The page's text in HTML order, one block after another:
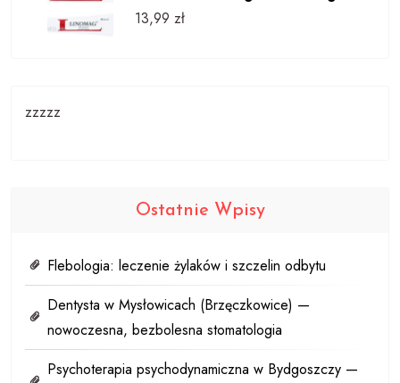
13,99 zł
zzzzz
Ostatnie Wpisy
Flebologia: leczenie żylaków i szczelin odbytu
Dentysta w Mysłowicach (Brzęczkowice) —
nowoczesna, bezbolesna stomatologia
Psychoterapia psychodynamiczna w Bydgoszczy —